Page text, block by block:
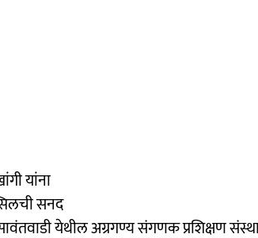
यांना
सनद
येथील अग्रगण्य संगणक प्रशिक्षण